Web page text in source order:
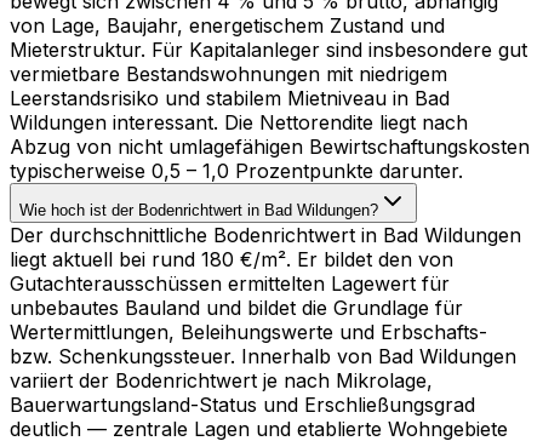
von Lage, Baujahr, energetischem Zustand und
Mieterstruktur. Für Kapitalanleger sind insbesondere gut
vermietbare Bestandswohnungen mit niedrigem
Leerstandsrisiko und stabilem Mietniveau in Bad
Wildungen interessant. Die Nettorendite liegt nach
Abzug von nicht umlagefähigen Bewirtschaftungskosten
typischerweise 0,5 – 1,0 Prozentpunkte darunter.
Wie hoch ist der Bodenrichtwert in Bad Wildungen?
Der durchschnittliche Bodenrichtwert in Bad Wildungen
liegt aktuell bei rund 180 €/m². Er bildet den von
Gutachterausschüssen ermittelten Lagewert für
unbebautes Bauland und bildet die Grundlage für
Wertermittlungen, Beleihungswerte und Erbschafts-
bzw. Schenkungssteuer. Innerhalb von Bad Wildungen
variiert der Bodenrichtwert je nach Mikrolage,
Bauerwartungsland-Status und Erschließungsgrad
deutlich — zentrale Lagen und etablierte Wohngebiete